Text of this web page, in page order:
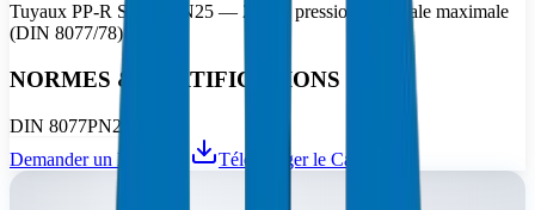
Tuyaux PP-R SDR5/PN25 — 25 bar pression nominale maximale
(DIN 8077/78).
NORMES & CERTIFICATIONS
DIN 8077PN25
Demander un Devis
Télécharger le Catalogue